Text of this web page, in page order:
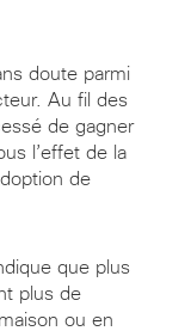
doute parmi
Au fil des
de gagner
l’effet de la
de
que plus
plus de
ou en